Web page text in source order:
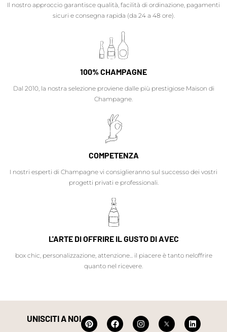
Il nostro approccio garantisce qualità, facilità di ordinazione, pagamenti
sicuri e consegna rapida (da 24 a 48 ore).
100% CHAMPAGNE
Dal 2010, la nostra selezione proviene dalle più prestigiose Maison di
Champagne.
COMPETENZA
I nostri esperti di Champagne vi consiglieranno sul successo dei vostri
progetti privati e professionali.
L'ARTE DI OFFRIRE IL GUSTO DI AVEC
box chic, personalizzazione, attenzione... il piacere è tanto neloffrire
quanto nel ricevere.
UNISCITI A NOI